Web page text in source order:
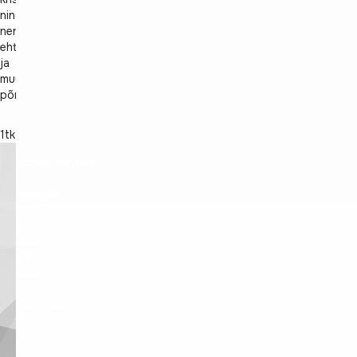
ning
nendest
ehteid
ja
muud
põnevat.
1tk